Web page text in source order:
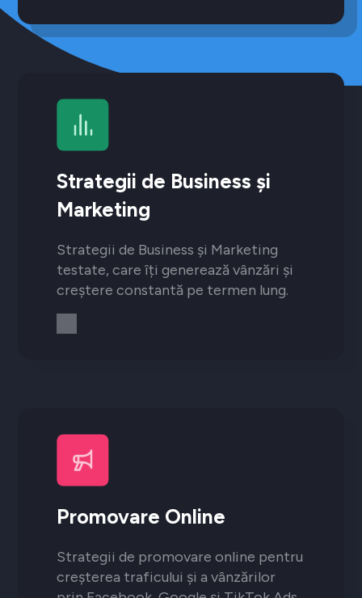
Strategii de Business și
Marketing
Strategii de Business și Marketing
testate, care îți generează vânzări și
creștere constantă pe termen lung.
Promovare Online
Strategii de promovare online pentru
creșterea traficului și a vânzărilor